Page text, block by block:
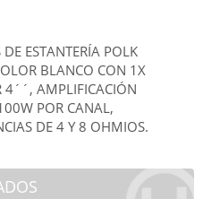
ESTANTERÍA POLK
BLANCO CON 1X
4´´, AMPLIFICACIÓN
POR CANAL,
DE 4 Y 8 OHMIOS.